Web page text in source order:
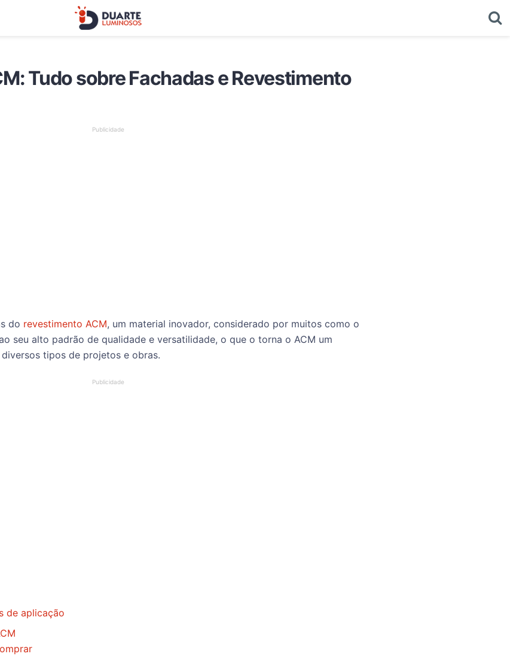
Tudo sobre Fachadas e Revestimento
do revestimento ACM, um material inovador, considerado por muitos como o
seu alto padrão de qualidade e versatilidade, o que o torna o ACM um
tipos de projetos e obras.
de aplicação